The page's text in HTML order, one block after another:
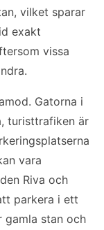
vilket sparar
exakt
vissa
Gatorna i
turisttrafiken är
vara
Riva och
parkera i ett
gamla stan och